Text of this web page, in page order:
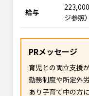
給与
ジ参照）
PRメッセージ
育児との両立支援
勤務制度や所定外
あり子育て中の方